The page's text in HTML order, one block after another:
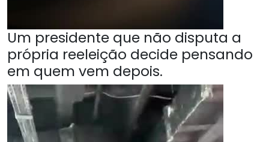
Um presidente que não disputa a
própria reeleição decide pensando
em quem vem depois.